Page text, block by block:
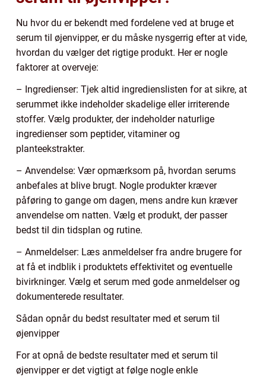
Nu hvor du er bekendt med fordelene ved at bruge et
serum til øjenvipper, er du måske nysgerrig efter at vide,
hvordan du vælger det rigtige produkt. Her er nogle
faktorer at overveje:
– Ingredienser: Tjek altid ingredienslisten for at sikre, at
serummet ikke indeholder skadelige eller irriterende
stoffer. Vælg produkter, der indeholder naturlige
ingredienser som peptider, vitaminer og
planteekstrakter.
– Anvendelse: Vær opmærksom på, hvordan serums
anbefales at blive brugt. Nogle produkter kræver
påføring to gange om dagen, mens andre kun kræver
anvendelse om natten. Vælg et produkt, der passer
bedst til din tidsplan og rutine.
– Anmeldelser: Læs anmeldelser fra andre brugere for
at få et indblik i produktets effektivitet og eventuelle
bivirkninger. Vælg et serum med gode anmeldelser og
dokumenterede resultater.
Sådan opnår du bedst resultater med et serum til
øjenvipper
For at opnå de bedste resultater med et serum til
øjenvipper er det vigtigt at følge nogle enkle